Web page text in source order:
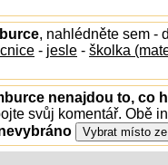
, nahlédněte sem -
- jesle - školka
nenajdou to, co
svůj komentář. Obě